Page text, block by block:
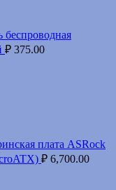
₽ 375.00
плата ASRock
₽ 6,700.00